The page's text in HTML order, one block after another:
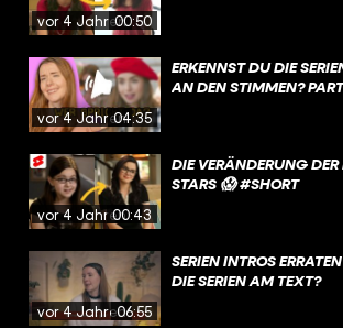
vor 4 Jahren00:50
vor 4 Jahren04:35
ERKENNST DU DIE
AN DEN STIMMEN?
vor 4 Jahren00:43
DIE VERÄNDERUNG
STARS 😱 #SHORT
vor 4 Jahren06:55
SERIEN INTROS
DIE SERIEN AM TEXT?